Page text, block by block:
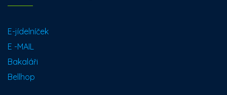
E-jídelníček
E -MAIL
Bakaláři
Bellhop